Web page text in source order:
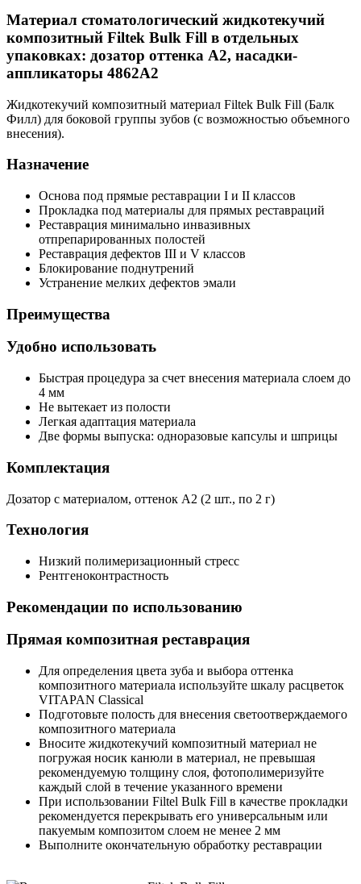
Материал стоматологический жидкотекучий
композитный Filtek Bulk Fill в отдельных
упаковках: дозатор оттенка А2, насадки-
аппликаторы 4862A2
Жидкотекучий композитный материал Filtek Bulk Fill (Балк
Филл) для боковой группы зубов (с возможностью объемного
внесения).
Назначение
Основа под прямые реставрации I и II классов
Прокладка под материалы для прямых реставраций
Реставрация минимально инвазивных
отпрепарированных полостей
Реставрация дефектов III и V классов
Блокирование поднутрений
Устранение мелких дефектов эмали
Преимущества
Удобно использовать
Быстрая процедура за счет внесения материала слоем до
4 мм
Не вытекает из полости
Легкая адаптация материала
Две формы выпуска: одноразовые капсулы и шприцы
Комплектация
Дозатор с материалом, оттенок А2 (2 шт., по 2 г)
Технология
Низкий полимеризационный стресс
Рентгеноконтрастность
Рекомендации по использованию
Прямая композитная реставрация
Для определения цвета зуба и выбора оттенка
композитного материала используйте шкалу расцветок
VITAPAN Classical
Подготовьте полость для внесения светоотверждаемого
композитного материала
Вносите жидкотекучий композитный материал не
погружая носик канюли в материал, не превышая
рекомендуемую толщину слоя, фотополимеризуйте
каждый слой в течение указанного времени
При использовании Filtel Bulk Fill в качестве прокладки
рекомендуется перекрывать его универсальным или
пакуемым композитом слоем не менее 2 мм
Выполните окончательную обработку реставрации